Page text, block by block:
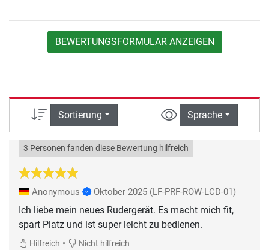
BEWERTUNGSFORMULAR ANZEIGEN
Sortierung Sprache
3 Personen fanden diese Bewertung hilfreich
Anonymous Oktober 2025 (LF-PRF-ROW-LCD-01)
Ich liebe mein neues Rudergerät. Es macht mich fit,
spart Platz und ist super leicht zu bedienen.
Hilfreich • Nicht hilfreich